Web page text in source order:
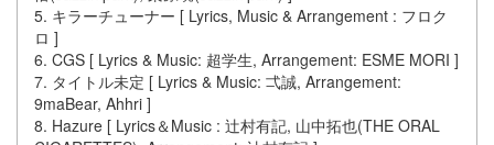
5. キラーチューナー [ Lyrics, Music & Arrangement : フロク
ロ ]
6. CGS [ Lyrics & Music: 超学生, Arrangement: ESME MORI ]
7. タイトル未定 [ Lyrics & Music: 弌誠, Arrangement:
9maBear, Ahhri ]
8. Hazure [ Lyrics＆Music : 辻村有記, 山中拓也(THE ORAL